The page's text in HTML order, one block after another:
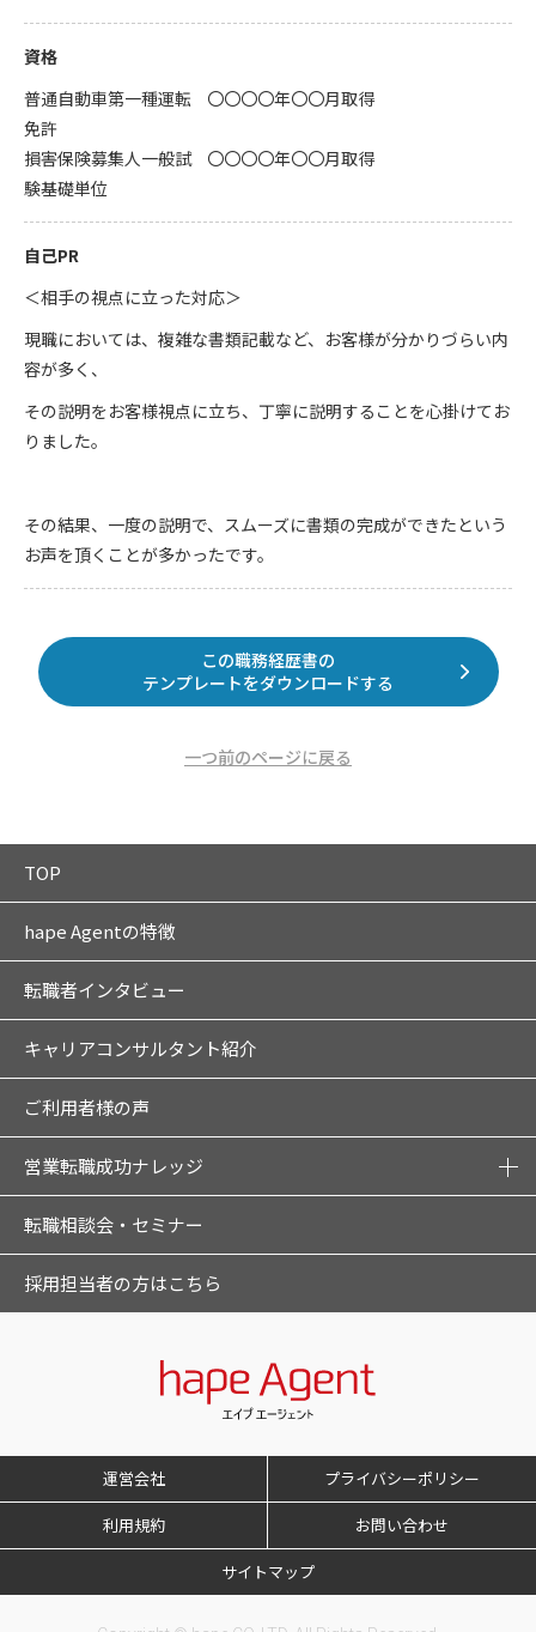
資格
普通自動車第一種運転
免許
〇〇〇〇年〇〇月取得
損害保険募集人一般試
験基礎単位
〇〇〇〇年〇〇月取得
自己PR
＜相手の視点に立った対応＞
現職においては、複雑な書類記載など、お客様が分かりづらい内
容が多く、
その説明をお客様視点に立ち、丁寧に説明することを心掛けてお
りました。
その結果、一度の説明で、スムーズに書類の完成ができたという
お声を頂くことが多かったです。
この職務経歴書の
テンプレートをダウンロードする
一つ前のページに戻る
TOP
hape Agentの特徴
転職者インタビュー
キャリアコンサルタント紹介
ご利用者様の声
営業転職成功ナレッジ
転職相談会・セミナー
採用担当者の方はこちら
運営会社 プライバシーポリシー
利用規約 お問い合わせ
サイトマップ